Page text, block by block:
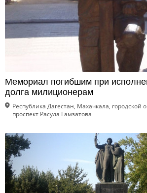
Мемориал погибшим при
долга милиционерам
Республика Дагестан, Махачкала, городской
проспект Расула Гамзатова